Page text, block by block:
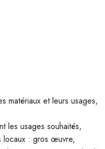
matériaux et leurs usages,
les usages souhaités,
locaux : gros œuvre,